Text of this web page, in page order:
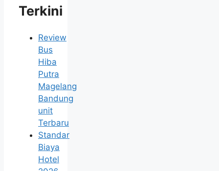
Terkini
Review
Bus
Hiba
Putra
Magelang
Bandung
unit
Terbaru
Standar
Biaya
Hotel